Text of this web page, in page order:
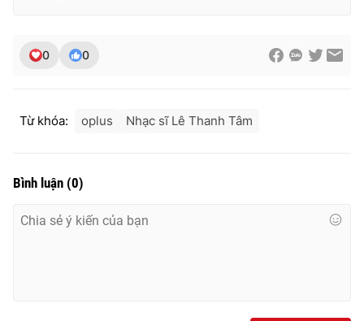
0 0
Từ khóa: oplus Nhạc sĩ Lê Thanh Tâm
Bình luận (0)